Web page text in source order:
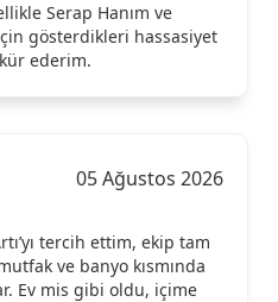
Serap Hanım ve
gösterdikleri hassasiyet
ederim.
05 Ağustos 2026
tercih ettim, ekip tam
ve banyo kısmında
Ev mis gibi oldu, içime